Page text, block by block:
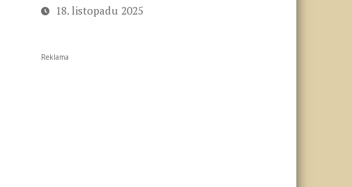
18. listopadu 2025
Reklama